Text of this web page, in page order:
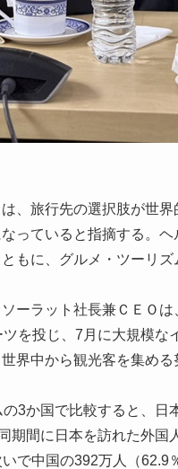
、旅行先の選択肢が世界
っていると指摘する。ヘ
もに、グルメ・ツーリ
ーラット社長兼ＣＥＯは
を投じ、7月に大規模な
界中から観光客を集め
3か国で比較すると、日
間に日本を訪れた外国
で中国の392万人（62.9